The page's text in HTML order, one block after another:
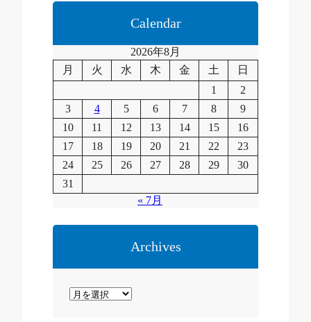
c
Calendar
2026年8月
月
火 水 木 金 土
日
1
2
3
4 5 6 7 8
9
10
11 12 13 14 15
16
17
18 19 20 21 22
23
24
25 26 27 28 29
30
31
« 7月
Archives
ア